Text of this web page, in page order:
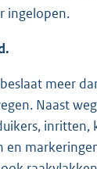
ingelopen.
meer
Naast
inritten,
en